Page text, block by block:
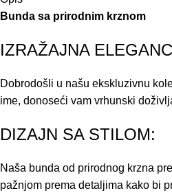
Bunda sa prirodnim krznom
IZRAŽAJNA
Dobrodošli u našu ekskluzivnu
ime, donoseći vam vrhunski
DIZAJN SA STILOM:
Naša bunda od prirodnog krzna
pažnjom prema detaljima kako bi